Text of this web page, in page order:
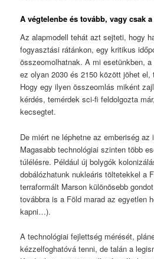
A végtelenbe és tovább, vagy csak
Az alapmodell tehát azt sejteti, hogy
fogyasztási rátánkon, egy kritikus
összeomolhatnak. A mi esetünkben,
ez olyan 2030 és 2150 között jöhet
Hogy egy ilyen összeomlás miként
kérdés, temérdek sci-fi feldolgozta
kecsegtet.
De miért ne léphetne az emberiség
Magasabb technológiai szinten több
túlélésre. Például új bolygók
dobálózhatunk nukleáris töltetekkel a
terraformált Marson különösebb
továbbra is a Föld marad az egyetlen
kapni…).
A technológiai fejlettség mérését,
kézzelfoghatóvá tenni, de talán a